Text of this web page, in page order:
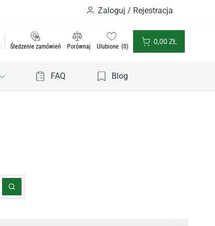
Zaloguj / Rejestracja
Śledzenie zamówień Porównaj Ulubione 0
0,00 ZŁ
FAQ Blog